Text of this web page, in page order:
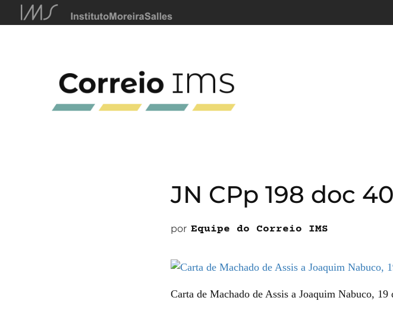
JN CPp 198 doc
por Equipe do Correio IMS
Carta de Machado de Assis a Joaquim Nabuco,